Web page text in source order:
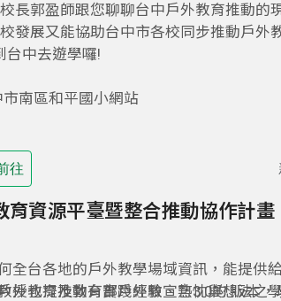
長郭盈師跟您聊聊台中戶外教育推動
發展又能協助台中市各校同步推動戶外
台中去遊學囉!
南區和平國小網站
往
育資源平臺暨整合推動協作計畫
全台各地的戶外教學場域資訊，能提供給
授也提及教育部戶外教宣言3.0的 版本，
外教育推動有實踐經驗、熱忱與想法之學